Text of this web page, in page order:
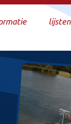
lijsten